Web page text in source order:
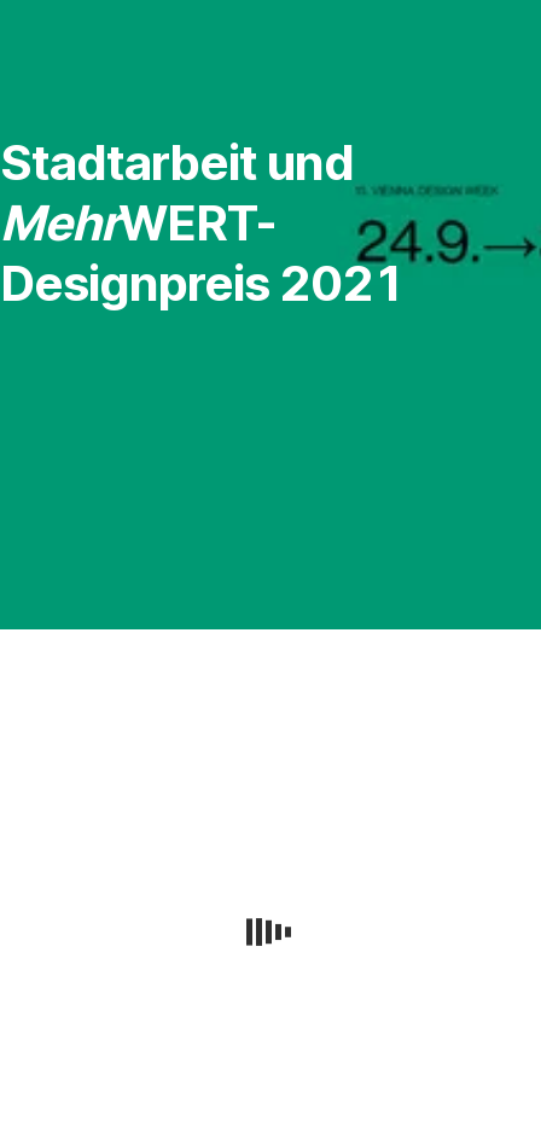
Stadtarbeit und
MehrWERT-
Designpreis 2021